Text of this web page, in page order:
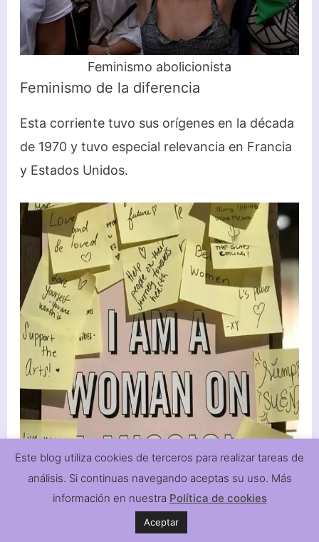
Feminismo abolicionista
Feminismo de la diferencia
Esta corriente tuvo sus orígenes en la década
de 1970 y tuvo especial relevancia en Francia
y Estados Unidos.
Este blog utiliza cookies de terceros para realizar tareas de
análisis. Si continuas navegando aceptas su uso. Más
información en nuestra Política de cookies
Aceptar